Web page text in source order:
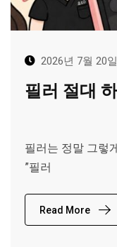
2026년 7월 20일
필러 절대
필러는 정말 그렇
”필러
Read More